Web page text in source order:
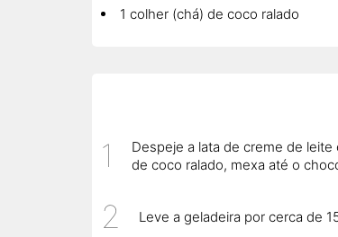
1 colher (chá) de coco ralado
Despeje a lata de creme de
de coco ralado, mexa até o
Leve a geladeira por cerca de